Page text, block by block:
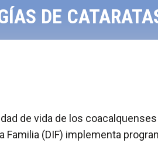
DE
de vida de los
Familia (DIF) implementa